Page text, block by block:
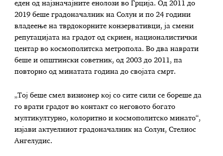
еден од најзначајните енолози во Грција. Од 2011 до
2019 беше градоначалник на Солун и по 24 години
владеење на тврдокорните конзервативци, ја смени
репутацијата на градот од скриен, националистички
центар во космополитска метропола. Во два наврати
беше и општински советник, од 2003 до 2011, па
повторно од минатата година до својата смрт.
„Тој беше смел визионер кој со сите сили се бореше да
го врати градот во контакт со неговото богато
мултикултурно, колоритно и космополитско минато“,
изјави актуелниот градоначалник на Солун, Стелиос
Ангелудис.